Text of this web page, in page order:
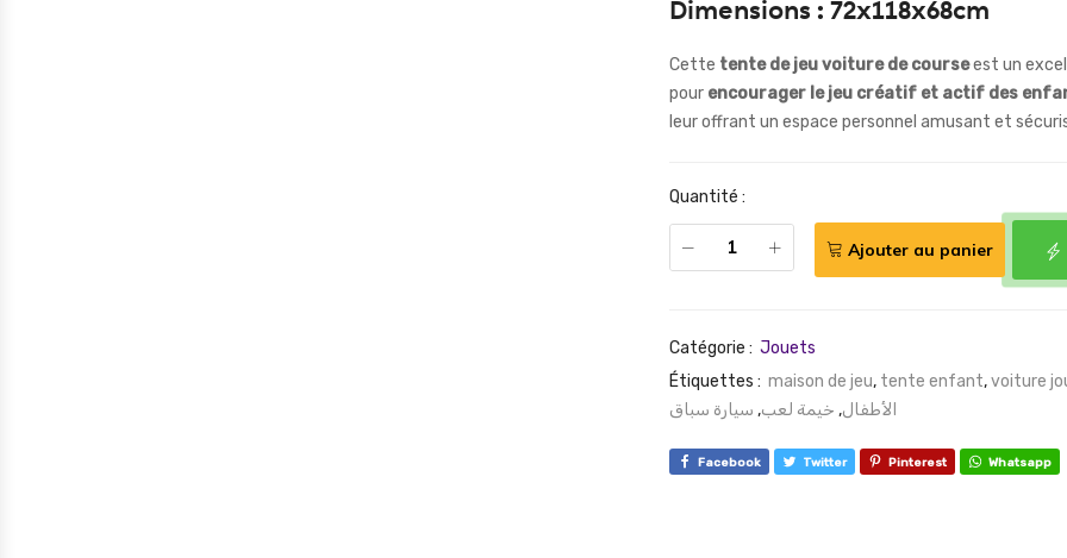
Dimensions : 72x118x68cm
Cette tente de jeu voiture de courseest un
pour encourager le jeu créatif et actif des
leur offrant un espace personnel amusant et
Quantité :
Ajouter au panier
Catégorie : Jouets
Étiquettes : maison de jeu, tente enfant,voiture
الأطفال, خيمة لعب, سيارة سباق
Facebook Twitter Pinterest Whatsapp